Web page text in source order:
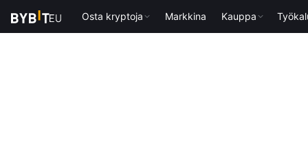
Osta kryptoja Markkina Kauppa